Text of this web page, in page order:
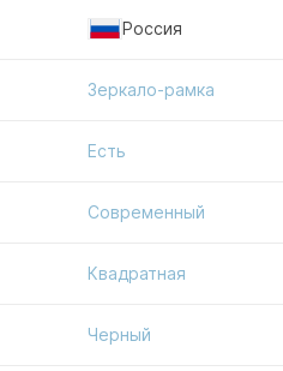
Россия
Зеркало-рамка
Есть
Современный
Квадратная
Черный